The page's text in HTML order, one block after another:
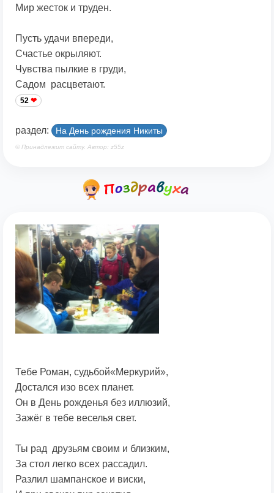
Мир жесток и труден.
Пусть удачи впереди,
Счастье окрыляют.
Чувства пылкие в груди,
Садом расцветают.
52
раздел: На День рождения Никиты
© Принадлежит сайту. Автор: z55z
Тебе Роман, судьбой«Меркурий»,
Достался изо всех планет.
Он в День рожденья без иллюзий,
Зажёг в тебе веселья свет.
Ты рад друзьям своим и близким,
За стол легко всех рассадил.
Разлил шампанское и виски,